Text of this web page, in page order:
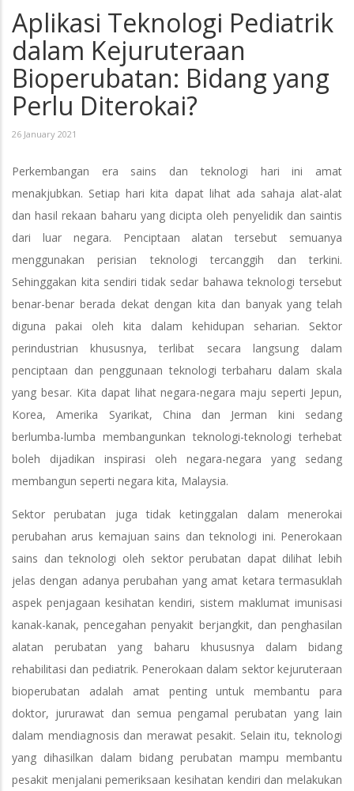
Aplikasi Teknologi Pediatrik
dalam Kejuruteraan
Bioperubatan: Bidang yang
Perlu Diterokai?
26 January 2021
Perkembangan era sains dan teknologi hari ini amat
menakjubkan. Setiap hari kita dapat lihat ada sahaja alat-alat
dan hasil rekaan baharu yang dicipta oleh penyelidik dan saintis
dari luar negara. Penciptaan alatan tersebut semuanya
menggunakan perisian teknologi tercanggih dan terkini.
Sehinggakan kita sendiri tidak sedar bahawa teknologi tersebut
benar-benar berada dekat dengan kita dan banyak yang telah
diguna pakai oleh kita dalam kehidupan seharian. Sektor
perindustrian khususnya, terlibat secara langsung dalam
penciptaan dan penggunaan teknologi terbaharu dalam skala
yang besar. Kita dapat lihat negara-negara maju seperti Jepun,
Korea, Amerika Syarikat, China dan Jerman kini sedang
berlumba-lumba membangunkan teknologi-teknologi terhebat
boleh dijadikan inspirasi oleh negara-negara yang sedang
membangun seperti negara kita, Malaysia.
Sektor perubatan juga tidak ketinggalan dalam menerokai
perubahan arus kemajuan sains dan teknologi ini. Penerokaan
sains dan teknologi oleh sektor perubatan dapat dilihat lebih
jelas dengan adanya perubahan yang amat ketara termasuklah
aspek penjagaan kesihatan kendiri, sistem maklumat imunisasi
kanak-kanak, pencegahan penyakit berjangkit, dan penghasilan
alatan perubatan yang baharu khususnya dalam bidang
rehabilitasi dan pediatrik. Penerokaan dalam sektor kejuruteraan
bioperubatan adalah amat penting untuk membantu para
doktor, jururawat dan semua pengamal perubatan yang lain
dalam mendiagnosis dan merawat pesakit. Selain itu, teknologi
yang dihasilkan dalam bidang perubatan mampu membantu
pesakit menjalani pemeriksaan kesihatan kendiri dan melakukan